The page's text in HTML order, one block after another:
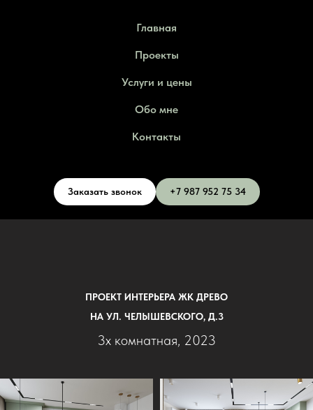
Главная
Проекты
Услуги и цены
Обо мне
Контакты
Заказать звонок +7 987 952 75 34
ПРОЕКТ ИНТЕРЬЕРА ЖК ДРЕВО
НА УЛ. ЧЕЛЫШЕВСКОГО, Д.3
3х комнатная, 2023